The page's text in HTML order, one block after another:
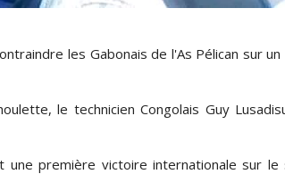
les Gabonais de l'As Pélican sur un
le technicien Congolais Guy
première victoire internationale sur le